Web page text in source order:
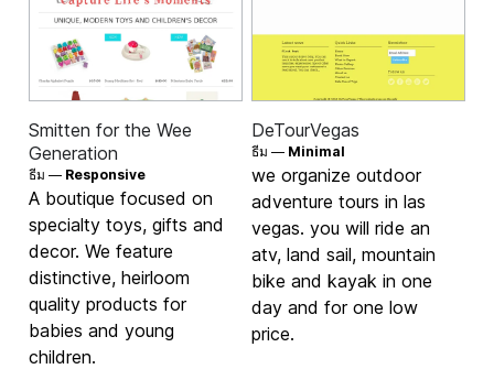
Smitten for the Wee
Generation
ธีม — Responsive
A boutique focused on
specialty toys, gifts and
decor. We feature
distinctive, heirloom
quality products for
babies and young
children.
DeTourVegas
ธีม — Minimal
we organize outdoor
adventure tours in las
vegas. you will ride an
atv, land sail, mountain
bike and kayak in one
day and for one low
price.